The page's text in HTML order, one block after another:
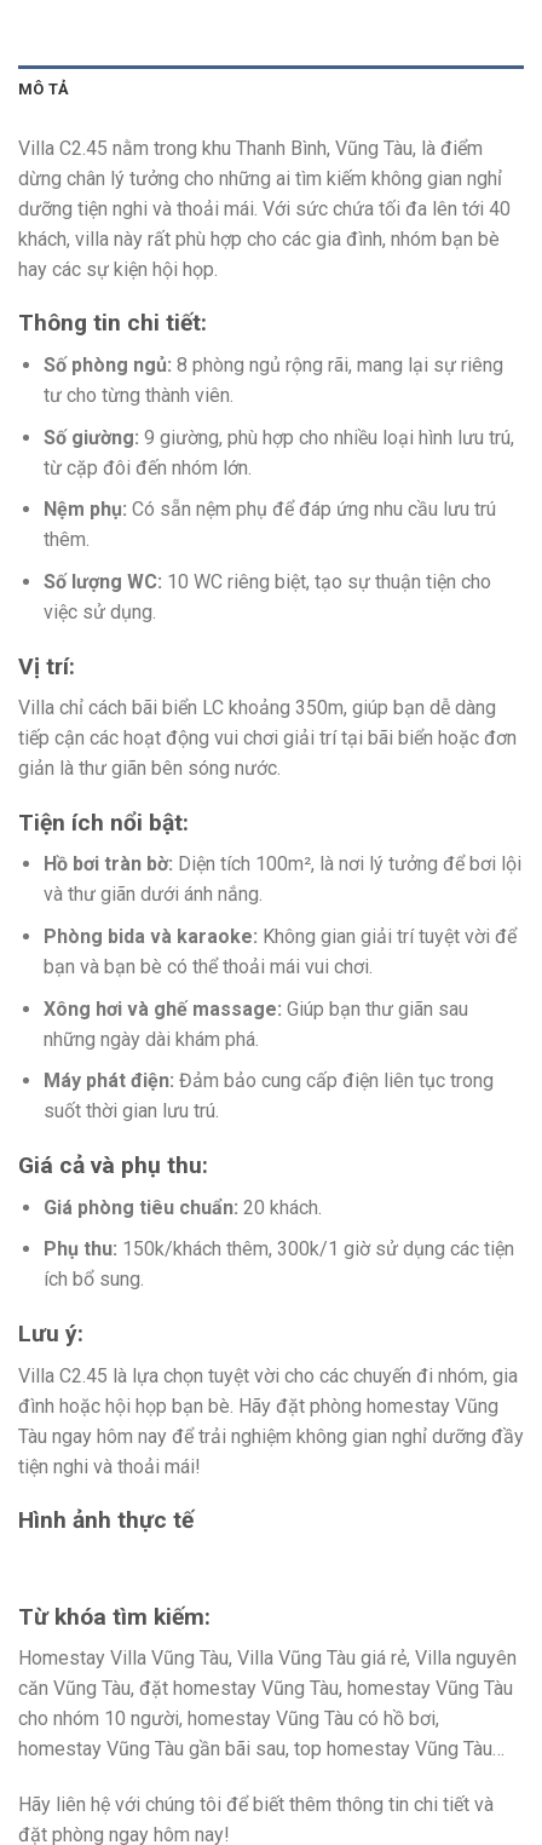
MÔ TẢ
Villa C2.45 nằm trong khu Thanh Bình, Vũng Tàu, là điểm
dừng chân lý tưởng cho những ai tìm kiếm không gian nghỉ
dưỡng tiện nghi và thoải mái. Với sức chứa tối đa lên tới 40
khách, villa này rất phù hợp cho các gia đình, nhóm bạn bè
hay các sự kiện hội họp.
Thông tin chi tiết:
Số phòng ngủ: 8 phòng ngủ rộng rãi, mang lại sự riêng
tư cho từng thành viên.
Số giường: 9 giường, phù hợp cho nhiều loại hình lưu trú,
từ cặp đôi đến nhóm lớn.
Nệm phụ: Có sẵn nệm phụ để đáp ứng nhu cầu lưu trú
thêm.
Số lượng WC: 10 WC riêng biệt, tạo sự thuận tiện cho
việc sử dụng.
Vị trí:
Villa chỉ cách bãi biển LC khoảng 350m, giúp bạn dễ dàng
tiếp cận các hoạt động vui chơi giải trí tại bãi biển hoặc đơn
giản là thư giãn bên sóng nước.
Tiện ích nổi bật:
Hồ bơi tràn bờ: Diện tích 100m², là nơi lý tưởng để bơi lội
và thư giãn dưới ánh nắng.
Phòng bida và karaoke: Không gian giải trí tuyệt vời để
bạn và bạn bè có thể thoải mái vui chơi.
Xông hơi và ghế massage: Giúp bạn thư giãn sau
những ngày dài khám phá.
Máy phát điện: Đảm bảo cung cấp điện liên tục trong
suốt thời gian lưu trú.
Giá cả và phụ thu:
Giá phòng tiêu chuẩn: 20 khách.
Phụ thu: 150k/khách thêm, 300k/1 giờ sử dụng các tiện
ích bổ sung.
Lưu ý:
Villa C2.45 là lựa chọn tuyệt vời cho các chuyến đi nhóm, gia
đình hoặc hội họp bạn bè. Hãy đặt phòng homestay Vũng
Tàu ngay hôm nay để trải nghiệm không gian nghỉ dưỡng đầy
tiện nghi và thoải mái!
Hình ảnh thực tế
Từ khóa tìm kiếm:
Homestay Villa Vũng Tàu, Villa Vũng Tàu giá rẻ, Villa nguyên
căn Vũng Tàu, đặt homestay Vũng Tàu, homestay Vũng Tàu
cho nhóm 10 người, homestay Vũng Tàu có hồ bơi,
homestay Vũng Tàu gần bãi sau, top homestay Vũng Tàu…
Hãy liên hệ với chúng tôi để biết thêm thông tin chi tiết và
đặt phòng ngay hôm nay!